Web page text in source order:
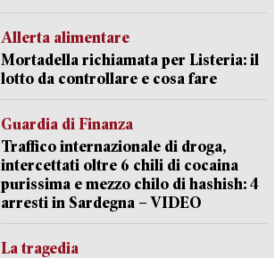
Allerta alimentare
Mortadella richiamata per Listeria: il
lotto da controllare e cosa fare
Guardia di Finanza
Traffico internazionale di droga,
intercettati oltre 6 chili di cocaina
purissima e mezzo chilo di hashish: 4
arresti in Sardegna – VIDEO
La tragedia